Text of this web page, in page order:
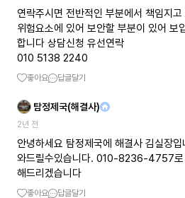
연락주시면 전반적인 부분에서 책임지
위험요소에 있어 보안할 부분이 있어 보
합니다 상담신청 유선연락
010 5138 2240
좋아요 답글달기
탐정제국(해결사)
2년 전
안녕하세요 탐정제국에 해결사 김실장
와드릴수있습니다. 010-8236-4757로
해드리겠습니다
좋아요 답글달기